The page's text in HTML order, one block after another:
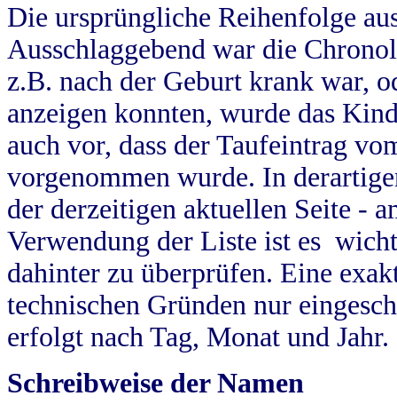
Die ursprüngliche Reihenfolge
Ausschlaggebend war die
z.B. nach der Geburt krank war,
anzeigen konnten, wurde das
auch vor, dass der Taufeintrag
vorgenommen wurde. In
der derzeitigen aktuellen Seite -
Verwendung der Liste ist es
dahinter zu überprüfen. Eine
technischen Gründen nur
erfolgt nach Tag, Monat und Jahr.
Schreibweise der Namen